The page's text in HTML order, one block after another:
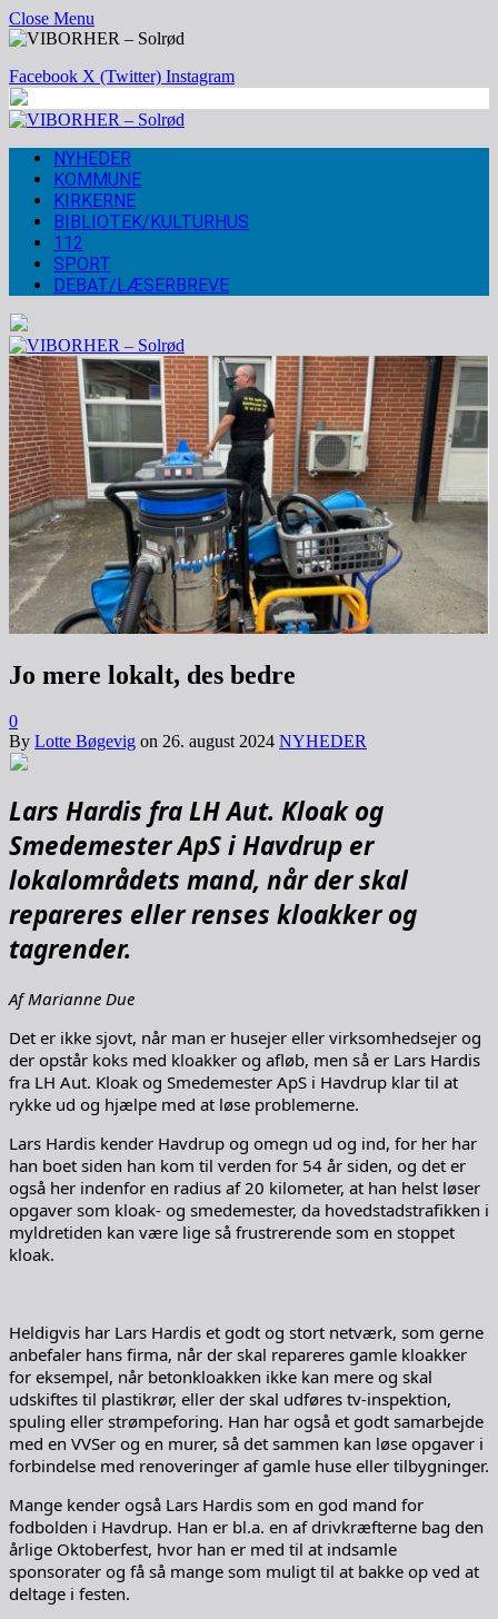
Close Menu
Facebook X (Twitter) Instagram
NYHEDER
KOMMUNE
KIRKERNE
BIBLIOTEK/KULTURHUS
112
SPORT
DEBAT/LÆSERBREVE
Jo mere lokalt, des bedre
0
By Lotte Bøgevig on 26. august 2024 NYHEDER
Lars Hardis fra LH Aut. Kloak og
Smedemester ApS i Havdrup er
lokalområdets mand, når der skal
repareres eller renses kloakker og
tagrender.
Af Marianne Due
Det er ikke sjovt, når man er husejer eller virksomhedsejer og
der opstår koks med kloakker og afløb, men så er Lars Hardis
fra LH Aut. Kloak og Smedemester ApS i Havdrup klar til at
rykke ud og hjælpe med at løse problemerne.
Lars Hardis kender Havdrup og omegn ud og ind, for her har
han boet siden han kom til verden for 54 år siden, og det er
også her indenfor en radius af 20 kilometer, at han helst løser
opgaver som kloak- og smedemester, da hovedstadstrafikken i
myldretiden kan være lige så frustrerende som en stoppet
kloak.
Heldigvis har Lars Hardis et godt og stort netværk, som gerne
anbefaler hans firma, når der skal repareres gamle kloakker
for eksempel, når betonkloakken ikke kan mere og skal
udskiftes til plastikrør, eller der skal udføres tv-inspektion,
spuling eller strømpeforing. Han har også et godt samarbejde
med en VVSer og en murer, så det sammen kan løse opgaver i
forbindelse med renoveringer af gamle huse eller tilbygninger.
Mange kender også Lars Hardis som en god mand for
fodbolden i Havdrup. Han er bl.a. en af drivkræfterne bag den
årlige Oktoberfest, hvor han er med til at indsamle
sponsorater og få så mange som muligt til at bakke op ved at
deltage i festen.